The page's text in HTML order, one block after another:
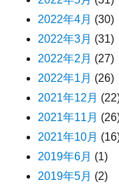
2022年4月 (30)
2022年3月 (31)
2022年2月 (27)
2022年1月 (26)
2021年12月
2021年11月
2021年10月
2019年6月 (1)
2019年5月 (2)